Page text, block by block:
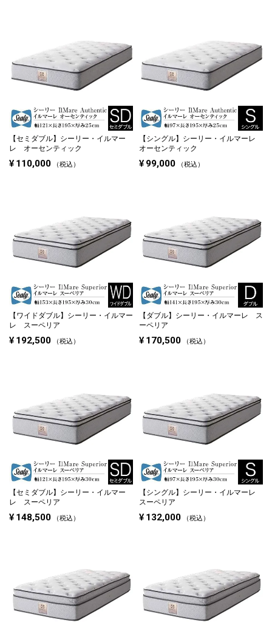
【セミダブル】 シーリー・イルマー
レ オーセンティック
¥ 110,000 税込
【シングル】 シーリー・イルマーレ
オーセンティック
¥ 99,000 税込
【ワイドダブル】 シーリー・イルマー
レ スーペリア
¥ 192,500 税込
【ダブル】 シーリー・イルマーレ ス
ーペリア
¥ 170,500 税込
【セミダブル】 シーリー・イルマー
レ スーペリア
¥ 148,500 税込
【シングル】 シーリー・イルマーレ
スーペリア
¥ 132,000 税込